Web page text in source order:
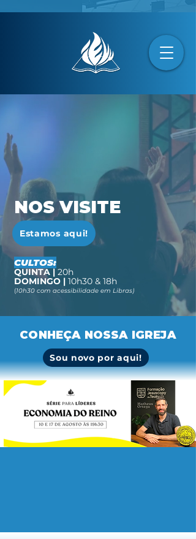
NOS VISITE
Estamos aqui!
CULTOS:
QUINTA |20h
DOMINGO | 10h30 & 18h
(10h30 com acessibilidade em Libras)
CONHEÇA NOSSA IGREJA
Sou novo por aqui!